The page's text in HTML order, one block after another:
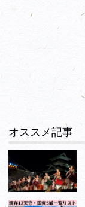
オススメ記事